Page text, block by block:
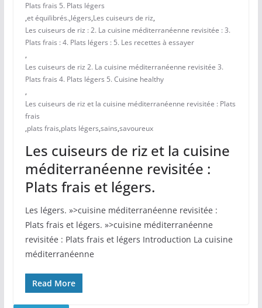
Plats frais 5. Plats légers
,et équilibrés.,légers,Les cuiseurs de riz,
Les cuiseurs de riz : 2. La cuisine méditerranéenne revisitée : 3.
Plats frais : 4. Plats légers : 5. Les recettes à essayer
,
Les cuiseurs de riz 2. La cuisine méditerranéenne revisitée 3.
Plats frais 4. Plats légers 5. Cuisine healthy
,
Les cuiseurs de riz et la cuisine méditerranéenne revisitée : Plats
frais
,plats frais,plats légers,sains,savoureux
Les cuiseurs de riz et la cuisine
méditerranéenne revisitée :
Plats frais et légers.
Les légers. »>cuisine méditerranéenne revisitée :
Plats frais et légers. »>cuisine méditerranéenne
‍revisitée : Plats frais et légers Introduction La cuisine
méditerranéenne
Read More